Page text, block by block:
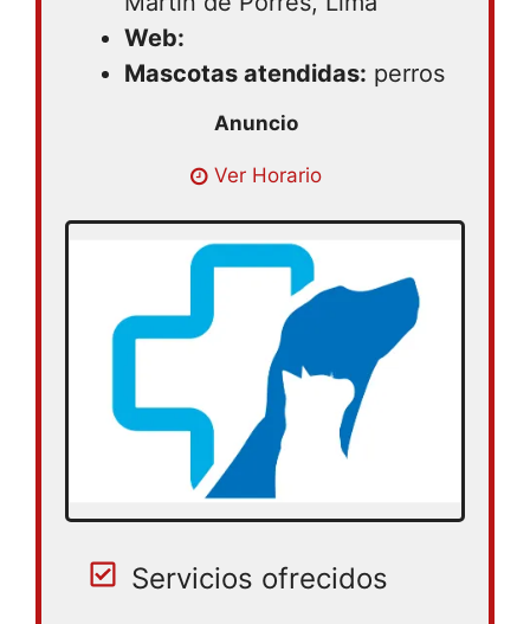
Web:
Mascotas atendidas: perros
Lunes 09:30 – 20:00 | Martes 09:30 –
09:30 – 20:00 | Viernes 09:30 – 20:00 |
Sabado 10:00 – 15:00 | Domingo 10:00 –
Ver Horario
Servicios ofrecidos